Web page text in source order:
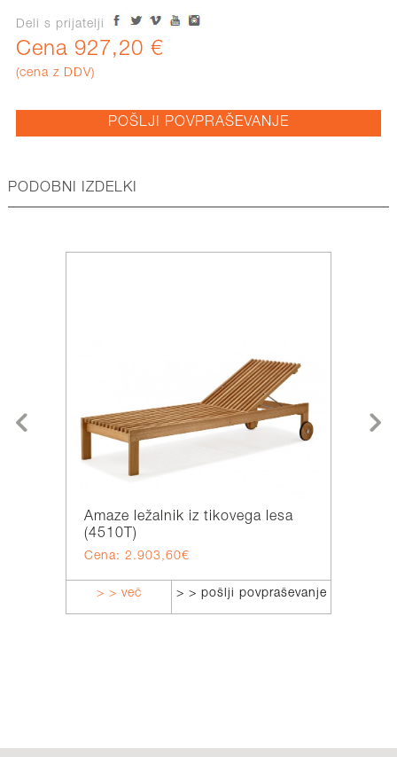
Deli s prijatelji
Cena 927,20 €
(cena z DDV)
POŠLJI POVPRAŠEVANJE
PODOBNI IZDELKI
Amaze ležalnik iz tikovega lesa
(4510T)
Cena: 2.903,60€
> > več > > pošlji povpraševanje